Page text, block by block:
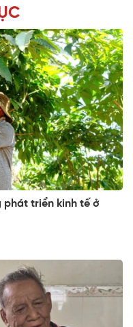
phát triển kinh tế ở